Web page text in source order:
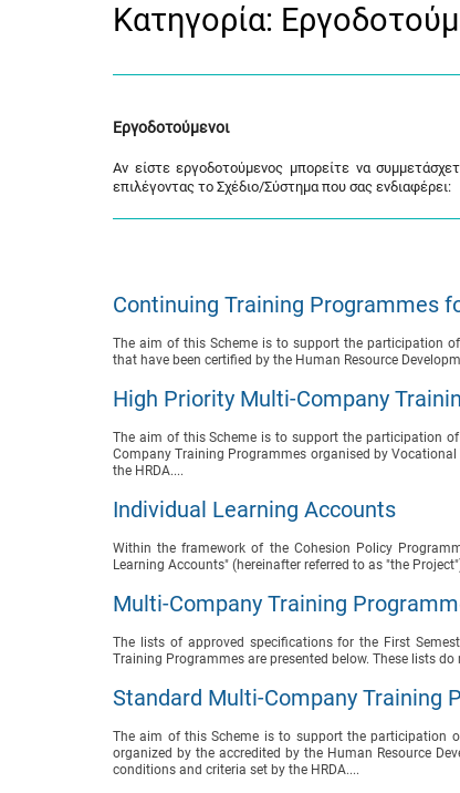
Κατηγορία:
Εργοδοτούμενοι
Αν είστε εργοδοτούμενος μπορείτε να
επιλέγοντας το Σχέδιο/Σύστημα που σας ενδιαφέρει:
Continuing Training Programmes
The aim of this Scheme is to support the participation
that have been certified by the Human Resource
High Priority Multi-Company
The aim of this Scheme is to support the participation
Company Training Programmes organised by
the HRDA....
Individual Learning Accounts
Within the framework of the Cohesion Policy
Learning Accounts" (hereinafter referred to as "the
Multi-Company Training
The lists of approved specifications for the First
Training Programmes are presented below. These lists
Standard Multi-Company Training
The aim of this Scheme is to support the participation
organized by the accredited by the Human Resource
conditions and criteria set by the HRDA....